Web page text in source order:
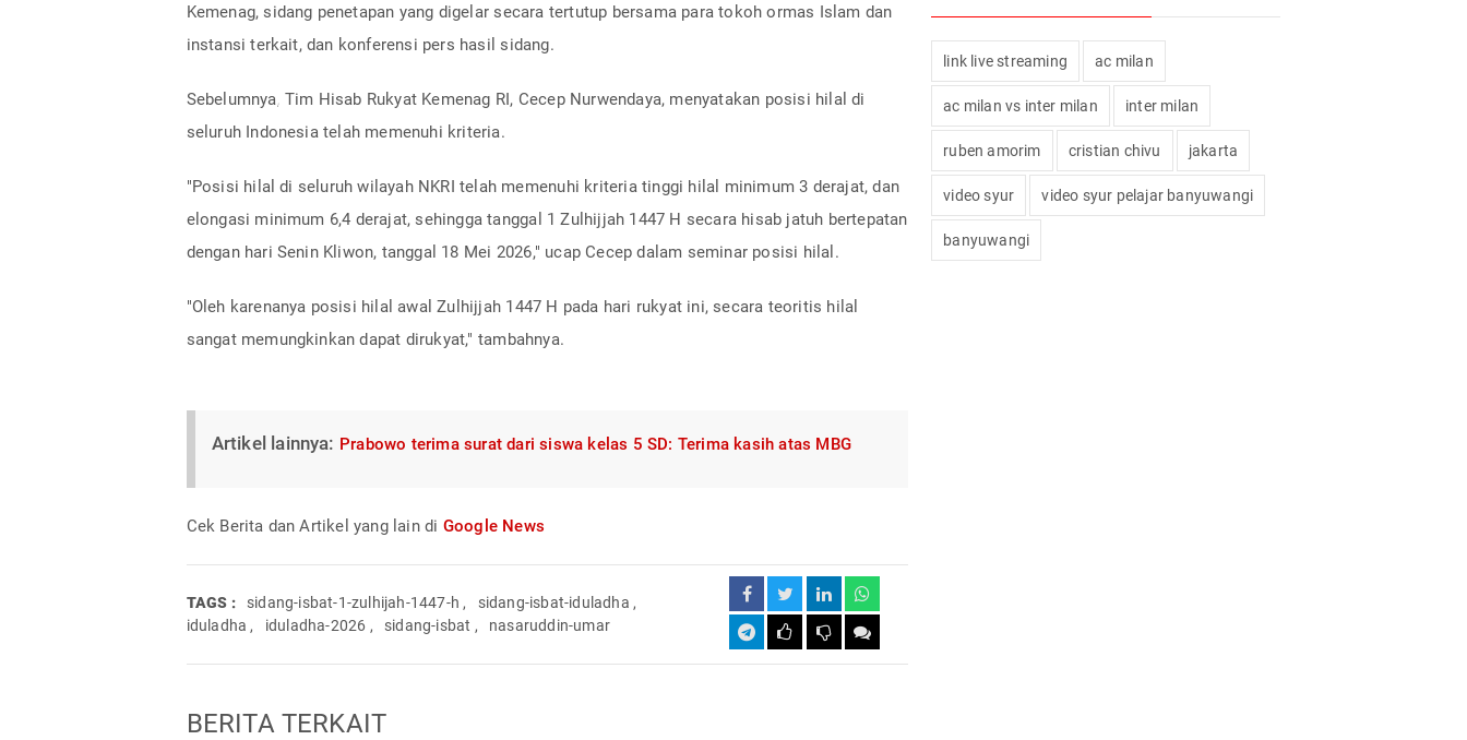
Kemenag, sidang penetapan yang digelar secara tertutup bersama para tokoh ormas Islam dan
instansi terkait, dan konferensi pers hasil sidang.
Sebelumnya, Tim Hisab Rukyat Kemenag RI, Cecep Nurwendaya, menyatakan posisi hilal di
seluruh Indonesia telah memenuhi kriteria.
"Posisi hilal di seluruh wilayah NKRI telah memenuhi kriteria tinggi hilal minimum 3 derajat, dan
elongasi minimum 6,4 derajat, sehingga tanggal 1 Zulhijjah 1447 H secara hisab jatuh bertepatan
dengan hari Senin Kliwon, tanggal 18 Mei 2026," ucap Cecep dalam seminar posisi hilal.
"Oleh karenanya posisi hilal awal Zulhijjah 1447 H pada hari rukyat ini, secara teoritis hilal
sangat memungkinkan dapat dirukyat," tambahnya.
Artikel lainnya: Prabowo terima surat dari siswa kelas 5 SD: Terima kasih atas MBG
Cek Berita dan Artikel yang lain di Google News
TAGS : sidang-isbat-1-zulhijah-1447-h , sidang-isbat-iduladha ,
iduladha , iduladha-2026 , sidang-isbat , nasaruddin-umar
BERITA TERKAIT
link live streaming ac milan
ac milan vs inter milan inter milan
ruben amorim cristian chivu jakarta
video syur video syur pelajar banyuwangi
banyuwangi